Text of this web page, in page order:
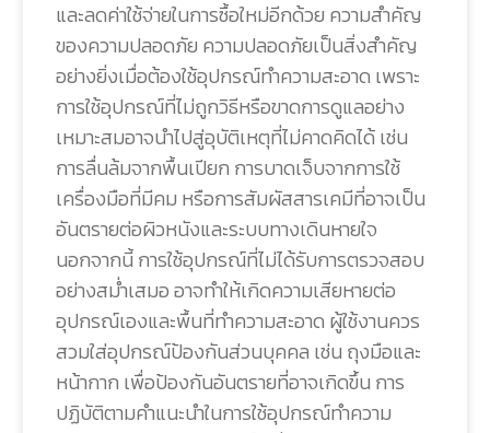
และลดค่าใช้จ่ายในการซื้อใหม่อีกด้วย ความสำคัญ
ของความปลอดภัย ความปลอดภัยเป็นสิ่งสำคัญ
อย่างยิ่งเมื่อต้องใช้อุปกรณ์ทำความสะอาด เพราะ
การใช้อุปกรณ์ที่ไม่ถูกวิธีหรือขาดการดูแลอย่าง
เหมาะสมอาจนำไปสู่อุบัติเหตุที่ไม่คาดคิดได้ เช่น
การลื่นล้มจากพื้นเปียก การบาดเจ็บจากการใช้
เครื่องมือที่มีคม หรือการสัมผัสสารเคมีที่อาจเป็น
อันตรายต่อผิวหนังและระบบทางเดินหายใจ
นอกจากนี้ การใช้อุปกรณ์ที่ไม่ได้รับการตรวจสอบ
อย่างสม่ำเสมอ อาจทำให้เกิดความเสียหายต่อ
อุปกรณ์เองและพื้นที่ทำความสะอาด ผู้ใช้งานควร
สวมใส่อุปกรณ์ป้องกันส่วนบุคคล เช่น ถุงมือและ
หน้ากาก เพื่อป้องกันอันตรายที่อาจเกิดขึ้น การ
ปฏิบัติตามคำแนะนำในการใช้อุปกรณ์ทำความ